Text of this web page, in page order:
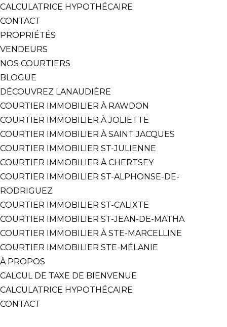
CALCULATRICE HYPOTHÉCAIRE
CONTACT
PROPRIÉTÉS
VENDEURS
NOS COURTIERS
BLOGUE
DÉCOUVREZ LANAUDIÈRE
COURTIER IMMOBILIER À RAWDON
COURTIER IMMOBILIER À JOLIETTE
COURTIER IMMOBILIER À SAINT JACQUES
COURTIER IMMOBILIER ST-JULIENNE
COURTIER IMMOBILIER À CHERTSEY
COURTIER IMMOBILIER ST-ALPHONSE-DE-
RODRIGUEZ
COURTIER IMMOBILIER ST-CALIXTE
COURTIER IMMOBILIER ST-JEAN-DE-MATHA
COURTIER IMMOBILIER À STE-MARCELLINE
COURTIER IMMOBILIER STE-MÉLANIE
À PROPOS
CALCUL DE TAXE DE BIENVENUE
CALCULATRICE HYPOTHÉCAIRE
CONTACT